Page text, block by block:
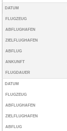
DATUM
FLUGZEUG
ABFLUGHAFEN
ZIELFLUGHAFEN
ABFLUG
ANKUNFT
FLUGDAUER
DATUM
FLUGZEUG
ABFLUGHAFEN
ZIELFLUGHAFEN
ABFLUG